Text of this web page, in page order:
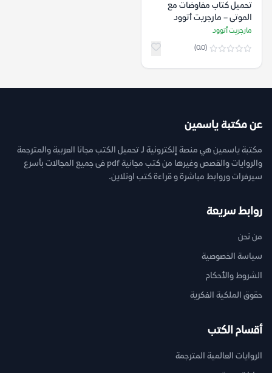
تحميل كتاب مفاوضات مع
الموتى – مارجريت أتوود
مارجريت أتوود
(0.0)
عن مكتبة ياسمين
مكتبة ياسمين هي منصة إلكترونية لـ تحميل الكتب مجانا العربية والمترجمة
والروايات والقصص وغيرها من كتب مجانية pdf فى جميع المجالات بأسرع
سيرفرات وروابط مباشرة و قراءة كتب اونلاين.
روابط سريعة
من نحن
سياسة الخصوصية
الشروط والأحكام
حقوق الملكية الفكرية
أقسام الكتب
الروايات العالمية المترجمة